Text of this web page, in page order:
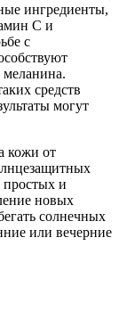
ингредиенты,
C и
с
средств
могут
кожи от
и
новых
солнечных
или вечерние